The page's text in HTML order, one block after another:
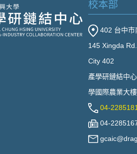
校本部
402 台中市
145 Xingda
City 402
產學研鏈結中
學國際農業大
04-
04-